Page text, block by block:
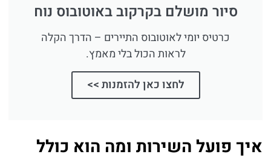
סיור מושלם בקרקוב באוטובוס נוח
כרטיס יומי לאוטובוס התיירים – הדרך הקלה
לראות הכול בלי מאמץ.
לחצו כאן להזמנות >>
איך פועל השירות ומה הוא כולל